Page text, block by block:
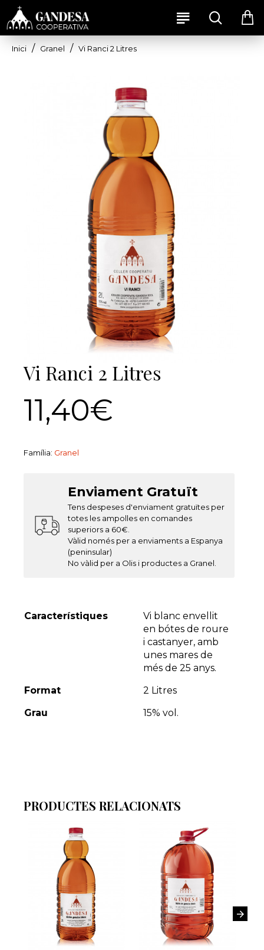
Inici Granel Vi Ranci 2 Litres
Vi Ranci 2 Litres
Família: Granel
11,40€
Enviament Gratuït
Tens despeses d'enviament gratuïtes per
totes les ampolles en comandes
superiors a 60€.
Vàlid només per a enviaments a Espanya
(peninsular)
No vàlid per a Olis i productes a Granel.
Característiques
Vi blanc envellit
en bótes de roure
i castanyer, amb
unes mares de
més de 25 anys.
Format
2 Litres
Grau
15% vol.
PRODUCTES RELACIONATS